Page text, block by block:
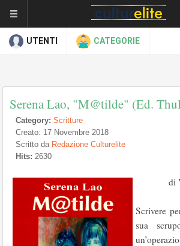
UTENTI CATEGORIE
Serena Lao, "M@tilde" (Ed.
Category: Scritture
Creato: 17 Novembre 2018
Scritto da Redazione Culturelite
Hits: 2630
di
Scrivere
sua